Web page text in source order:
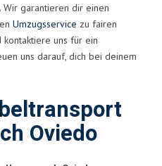
garantieren dir einen
Umzugsservice zu fairen
uns für ein
uns darauf, dich bei deinem
Oviedo